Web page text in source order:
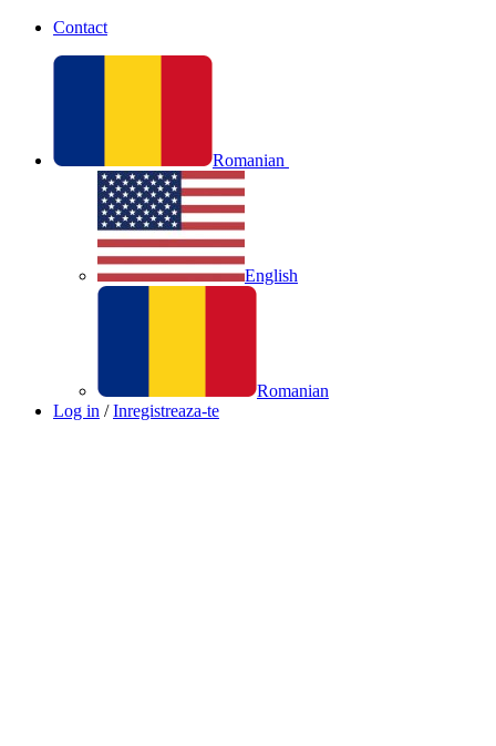
Contact
Romanian
English
Romanian
Log in / Inregistreaza-te